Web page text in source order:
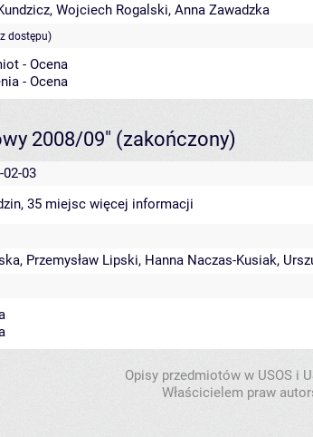
, Wojciech Rogalski, Anna Zawadzka
dostępu)
- Ocena
- Ocena
2008/09" (zakończony)
02-03
35 miejsc więcej informacji
, Przemysław Lipski, Hanna Naczas-Kusiak,
Opisy przedmiotów w USOS i
Właścicielem praw